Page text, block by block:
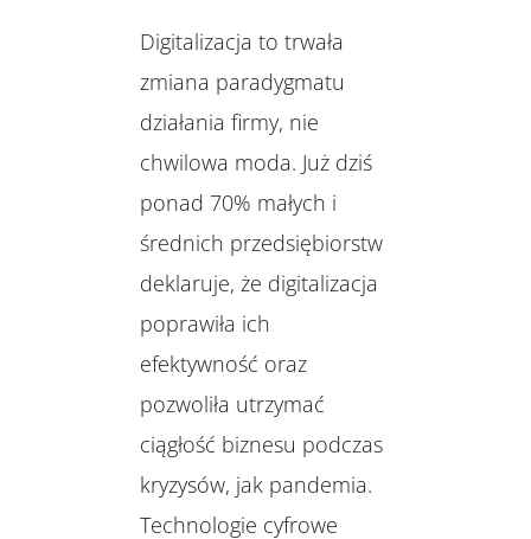
Digitalizacja to trwała
zmiana paradygmatu
działania firmy, nie
chwilowa moda. Już dziś
ponad 70% małych i
średnich przedsiębiorstw
deklaruje, że digitalizacja
poprawiła ich
efektywność oraz
pozwoliła utrzymać
ciągłość biznesu podczas
kryzysów, jak pandemia.
Technologie cyfrowe